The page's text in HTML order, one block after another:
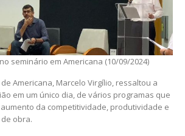
seminário em Americana (10/09/2024)
Americana, Marcelo Virgílio, ressaltou a
em um único dia, de vários programas que
da competitividade, produtividade e
obra.